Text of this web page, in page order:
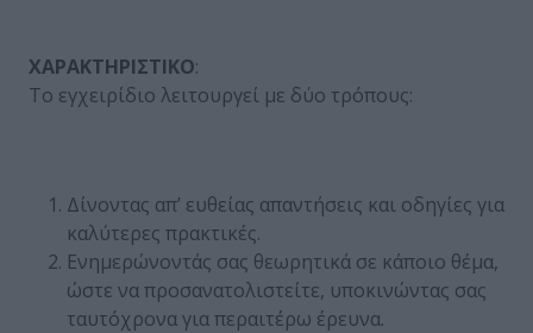
ΧΑΡΑΚΤΗΡΙΣΤΙΚΟ:
Το εγχειρίδιο λειτουργεί με δύο τρόπους:
Δίνοντας απ’ ευθείας απαντήσεις και οδηγίες για
καλύτερες πρακτικές.
Ενημερώνοντάς σας θεωρητικά σε κάποιο θέμα,
ώστε να προσανατολιστείτε, υποκινώντας σας
ταυτόχρονα για περαιτέρω έρευνα.